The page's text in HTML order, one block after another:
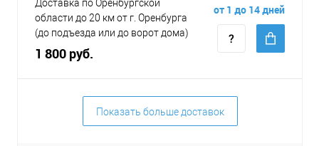
Доставка по Оренбургской
области до 20 км от г. Оренбурга
(до подъезда или до ворот дома)
1 800 руб.
от 1 до 14 дней
Показать больше доставок